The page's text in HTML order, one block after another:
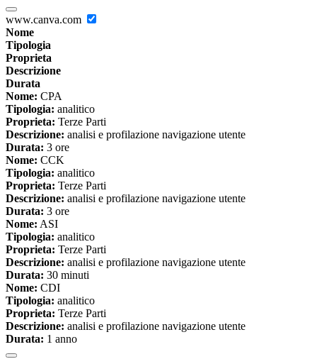
www.canva.com
Nome
Tipologia
Proprieta
Descrizione
Durata
Nome: CPA
Tipologia: analitico
Proprieta: Terze Parti
Descrizione: analisi e profilazione navigazione utente
Durata: 3 ore
Nome: CCK
Tipologia: analitico
Proprieta: Terze Parti
Descrizione: analisi e profilazione navigazione utente
Durata: 3 ore
Nome: ASI
Tipologia: analitico
Proprieta: Terze Parti
Descrizione: analisi e profilazione navigazione utente
Durata: 30 minuti
Nome: CDI
Tipologia: analitico
Proprieta: Terze Parti
Descrizione: analisi e profilazione navigazione utente
Durata: 1 anno